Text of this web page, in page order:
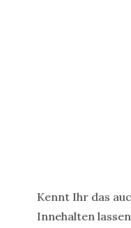
Kennt Ihr das
Innehalten